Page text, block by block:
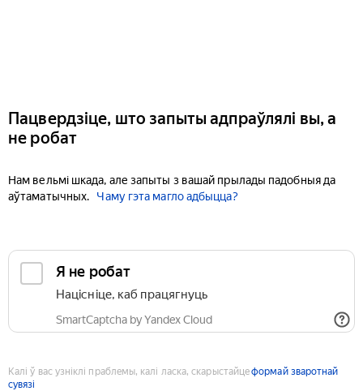
Пацвердзіце, што запыты адпраўлялі вы, а
не робат
Нам вельмі шкада, але запыты з вашай прылады падобныя да
аўтаматычных.
Чаму гэта магло адбыцца?
Я не робат
Націсніце, каб працягнуць
SmartCaptcha by Yandex Cloud
Калі ў вас узніклі праблемы, калі ласка, скарыстайцеформай зваротнай
сувязі